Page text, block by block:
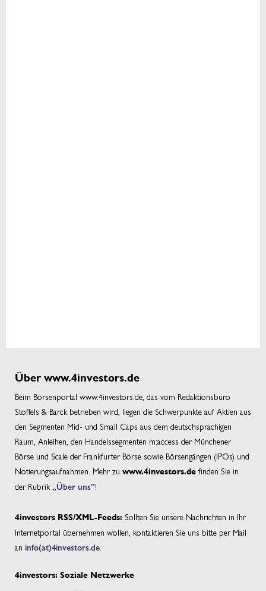
Über www.4investors.de
Beim Börsenportal www.4investors.de, das vom Redaktionsbüro
Stoffels & Barck betrieben wird, liegen die Schwerpunkte auf Aktien aus
den Segmenten Mid- und Small Caps aus dem deutschsprachigen
Raum, Anleihen, den Handelssegmenten m:access der Münchener
Börse und Scale der Frankfurter Börse sowie Börsengängen (IPOs) und
Notierungsaufnahmen. Mehr zu www.4investors.de finden Sie in
der Rubrik „Über uns”!
4investors RSS/XML-Feeds: Sollten Sie unsere Nachrichten in Ihr
Internetportal übernehmen wollen, kontaktieren Sie uns bitte per Mail
an info(at)4investors.de
4investors: Soziale Netzwerke